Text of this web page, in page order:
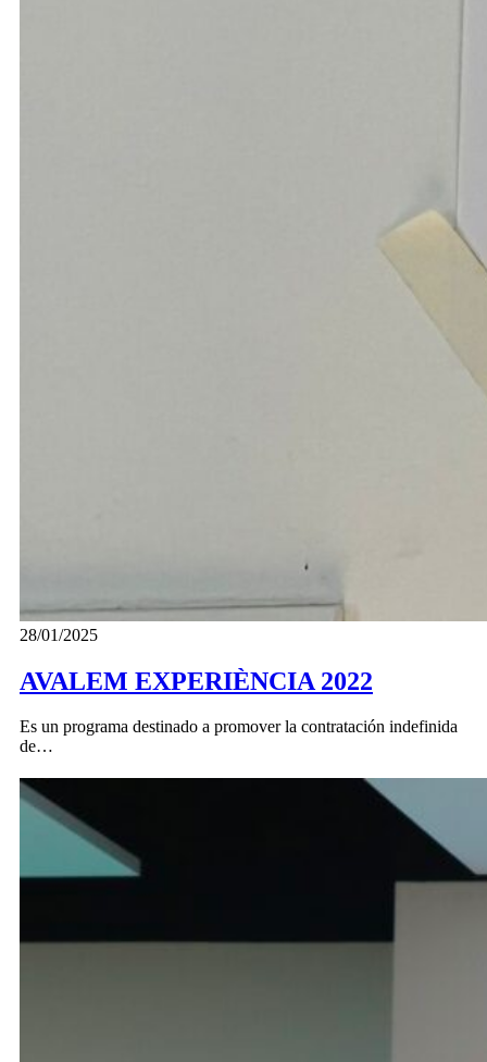
28/01/2025
AVALEM EXPERIÈNCIA 2022
Es un programa destinado a promover la contratación indefinida
de…